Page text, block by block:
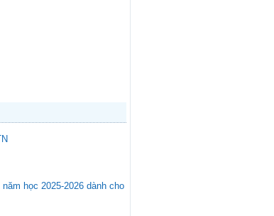
học 2025-2026 dành cho